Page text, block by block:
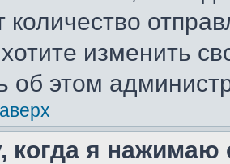
количество
изменить
об этом
когда я нажимаю